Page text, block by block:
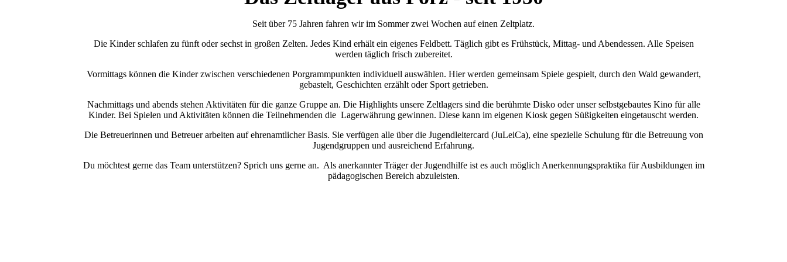
Seit über 75 Jahren fahren wir im Sommer zwei Wochen auf einen Zeltplatz.
Die Kinder schlafen zu fünft oder sechst in großen Zelten. Jedes Kind erhält ein eigenes Feldbett. Täglich gibt es Frühstück, Mittag- und Abendessen. Alle Speisen
werden täglich frisch zubereitet.
Vormittags können die Kinder zwischen verschiedenen Porgrammpunkten individuell auswählen. Hier werden gemeinsam Spiele gespielt, durch den Wald gewandert,
gebastelt, Geschichten erzählt oder Sport getrieben.
Nachmittags und abends stehen Aktivitäten für die ganze Gruppe an. Die Highlights unsere Zeltlagers sind die berühmte Disko oder unser selbstgebautes Kino für alle
Kinder. Bei Spielen und Aktivitäten können die Teilnehmenden die Lagerwährung gewinnen. Diese kann im eigenen Kiosk gegen Süßigkeiten eingetauscht werden.
Die Betreuerinnen und Betreuer arbeiten auf ehrenamtlicher Basis. Sie verfügen alle über die Jugendleitercard (JuLeiCa), eine spezielle Schulung für die Betreuung von
Jugendgruppen und ausreichend Erfahrung.
Du möchtest gerne das Team unterstützen? Sprich uns gerne an. Als anerkannter Träger der Jugendhilfe ist es auch möglich Anerkennungspraktika für Ausbildungen im
pädagogischen Bereich abzuleisten.